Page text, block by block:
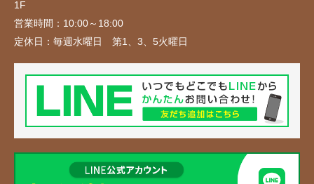
1F
営業時間： 10:00～18:00
定休日： 毎週水曜日 第1、3、5火曜日